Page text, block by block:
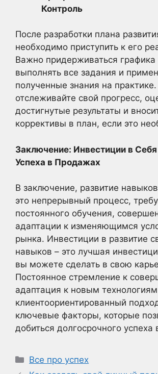
Контроль
После разработки плана
необходимо приступить к его
Важно придерживаться графика
выполнять все задания и
полученные знания на
отслеживайте свой прогресс,
достигнутые результаты и
коррективы в план, если это
Заключение: Инвестиции в Себя
Успеха в Продажах
В заключение, развитие
это непрерывный процесс,
постоянного обучения,
адаптации к изменяющимся
рынка. Инвестиции в развитие
навыков – это лучшая
вы можете сделать в свою
Постоянное стремление к
адаптация к новым
клиентоориентированный
ключевые факторы, которые
добиться долгосрочного
Рубрики
Все про успех